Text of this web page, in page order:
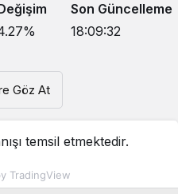
%
Son Güncelleme
18:09:32
Göz At
temsil etmektedir.
TradingView